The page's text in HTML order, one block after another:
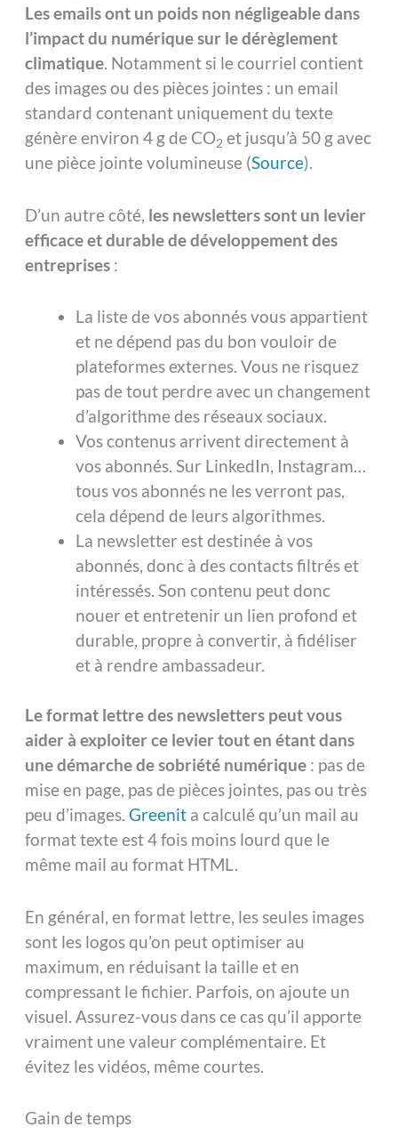
Les emails ont un poids non négligeable dans
l’impact du numérique sur le dérèglement
climatique. Notamment si le courriel contient
des images ou des pièces jointes : un email
standard contenant uniquement du texte
génère environ 4 g de CO2 et jusqu’à 50 g avec
une pièce jointe volumineuse (Source).
D’un autre côté, les newsletters sont un levier
efficace et durable de développement des
entreprises:
La liste de vos abonnés vous appartient
et ne dépend pas du bon vouloir de
plateformes externes. Vous ne risquez
pas de tout perdre avec un changement
d’algorithme des réseaux sociaux.
Vos contenus arrivent directement à
vos abonnés. Sur LinkedIn, Instagram…
tous vos abonnés ne les verront pas,
cela dépend de leurs algorithmes.
La newsletter est destinée à vos
abonnés, donc à des contacts filtrés et
intéressés. Son contenu peut donc
nouer et entretenir un lien profond et
durable, propre à convertir, à fidéliser
et à rendre ambassadeur.
Le format lettre des newsletters peut vous
aider à exploiter ce levier tout en étant dans
une démarche de sobriété numérique: pas de
mise en page, pas de pièces jointes, pas ou très
peu d’images. Greenita calculé qu’un mail au
format texte est 4 fois moins lourd que le
même mail au format HTML.
En général, en format lettre, les seules images
sont les logos qu’on peut optimiser au
maximum, en réduisant la taille et en
compressant le fichier. Parfois, on ajoute un
visuel. Assurez-vous dans ce cas qu’il apporte
vraiment une valeur complémentaire. Et
évitez les vidéos, même courtes.
Gain de temps